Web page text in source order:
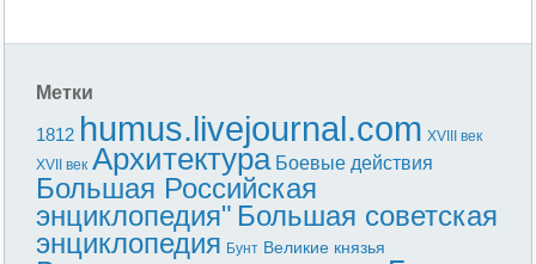
Метки
1812 humus.livejournal.com XVIII век
XVII век Архитектура Боевые действия
Большая Российская
энциклопедия" Большая советская
энциклопедия Бунт Великие князья